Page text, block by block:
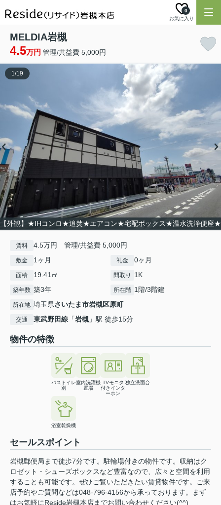
お気に入り
0
MELDIA岩槻
4.5万円 管理/共益費 5,000円
【外観】★IHコンロ★追焚★エアコン★宅配ボックス★温水洗浄便座★
1/19
賃料 4.5万円 管理/共益費 5,000円
敷金 1ヶ月 礼金 0ヶ月
面積 19.41㎡ 間取り 1K
築年数 築3年 所在階 1階/3階建
所在地 埼玉県さいたま市岩槻区原町
交通 東武野田線 「岩槻 」駅 徒歩15分
物件の特徴
バストイレ
別
室内洗濯機
置場
TVモニタ
付きインタ
ーホン
独立洗面台
浴室乾燥機
セールスポイント
岩槻郵便局まで徒歩7分です。駐輪場付きの物件です。収納はク
ロゼット・シューズボックスなど豊富なので、広々と空間を利用
することも可能です。ぜひご覧いただきたい賃貸物件です。ご来
店予約やご質問などは048-796-4156から承っております。まず
はお気軽にReside岩槻本店までお問い合わせください(^^)